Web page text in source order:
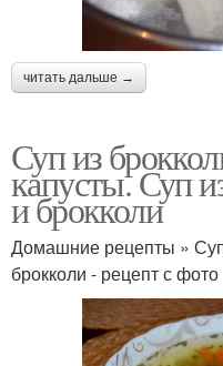
читать дальше →
Суп из
капусты. Суп
и брокколи
Домашние рецепты »
брокколи - рецепт с фото